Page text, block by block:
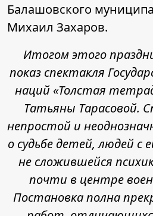
Балашовского
Михаил Захаров.
Итогом этого
показ спектакля
наций «Толстая
Татьяны Тарасовой.
непростой и
о судьбе детей, людей с
не сложившейся
почти в центре
Постановка полна